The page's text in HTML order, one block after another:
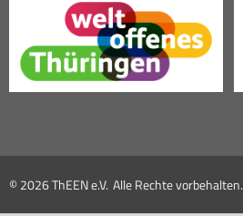
© 2026 ThEEN e.V. Alle Rechte vorbehalten.